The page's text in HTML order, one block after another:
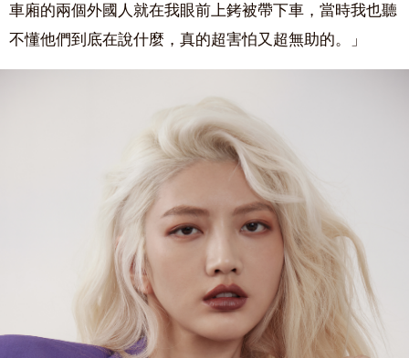
車廂的兩個外國人就在我眼前上銬被帶下車，當時我也聽
不懂他們到底在說什麼，真的超害怕又超無助的。」